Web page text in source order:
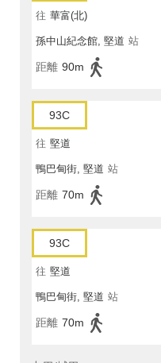
往 華富(北)
孫中山紀念館, 堅道 站
距離 90m
93C
往 堅道
鴨巴甸街, 堅道 站
距離 70m
93C
往 堅道
鴨巴甸街, 堅道 站
距離 70m